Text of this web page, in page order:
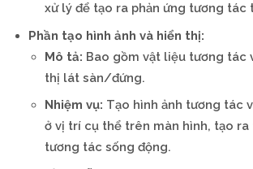
xử lý để tạo ra phản ứng tương tác
Phần tạo hình ảnh và hiển thị:
Mô tả: Bao gồm vật liệu tương tác
thị lát sàn/đứng.
Nhiệm vụ: Tạo hình ảnh tương tác
ở vị trí cụ thể trên màn hình, tạo ra
tương tác sống động.